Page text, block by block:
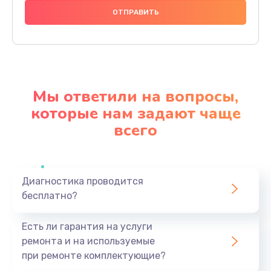
990 руб.
Заказать
Замена экрана
Замена шлейфа матрицы
Заказать
Мы ответили на вопросы,
которые нам задают чаще
всего
Диагностика проводится
бесплатно?
Есть ли гарантия на услуги
ремонта и на используемые
при ремонте комплектующие?